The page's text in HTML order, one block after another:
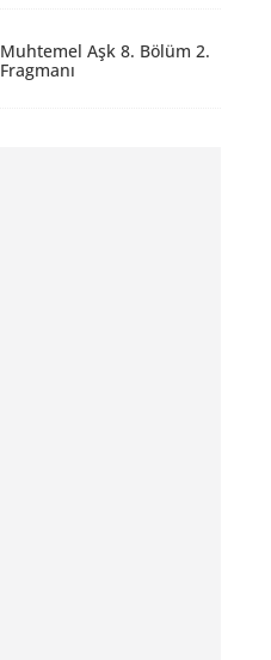
Muhtemel Aşk 8. Bölüm 2.
Fragmanı